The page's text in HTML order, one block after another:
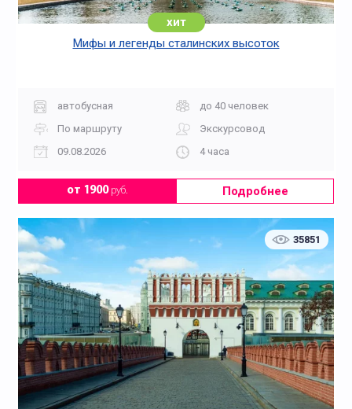
хит
Мифы и легенды сталинских высоток
автобусная
до 40 человек
По маршруту
Экскурсовод
09.08.2026
4 часа
от 1900руб. Подробнее
35851